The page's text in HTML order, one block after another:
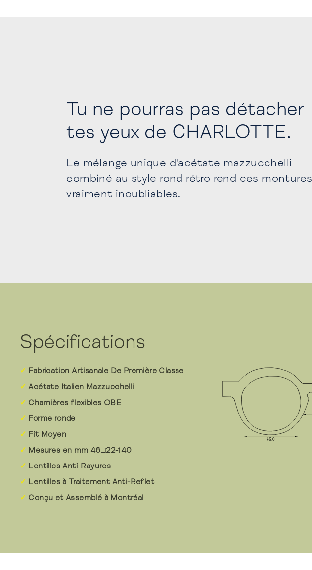
Tu ne pourras pas détacher
tes yeux de CHARLOTTE.
Le mélange unique d'acétate mazzucchelli
combiné au style rond rétro rend ces montures
vraiment inoubliables.
Spécifications
Fabrication Artisanale De Première Classe
Acétate Italien Mazzucchelli
Charnières flexibles OBE
Forme ronde
Fit Moyen
Mesures en mm 46□22-140
Lentilles Anti-Rayures
Lentilles à Traitement Anti-Reflet
Conçu et Assemblé à Montréal